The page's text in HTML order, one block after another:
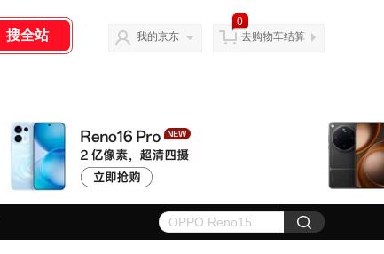
我的京东
0
去购物车结算